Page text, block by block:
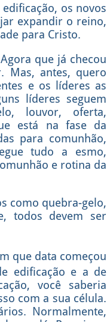
os novos
expandir o reino,
para Cristo.
que já checou
Mas, antes, quero
e os líderes as
líderes seguem
louvor, oferta,
está na fase da
para comunhão,
tudo a esmo,
e rotina da
como quebra-gelo,
todos devem ser
que data começou
edificação e a de
você saberia
com a sua célula.
Normalmente,